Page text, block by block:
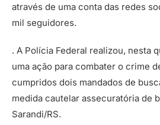
através de uma conta das redes
mil seguidores.
. A Polícia Federal realizou, nesta
uma ação para combater o crime
cumpridos dois mandados de
medida cautelar assecuratória de
Sarandi/RS.